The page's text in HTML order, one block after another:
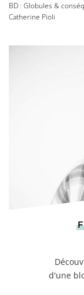
BD : Globules &
Catherine Pioli
d'une